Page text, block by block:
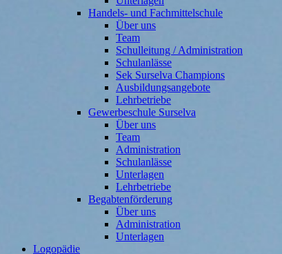
Handels- und Fachmittelschule
Über uns
Team
Schulleitung / Administration
Schulanlässe
Sek Surselva Champions
Ausbildungsangebote
Lehrbetriebe
Gewerbeschule Surselva
Über uns
Team
Administration
Schulanlässe
Unterlagen
Lehrbetriebe
Begabtenförderung
Über uns
Administration
Unterlagen
Logopädie